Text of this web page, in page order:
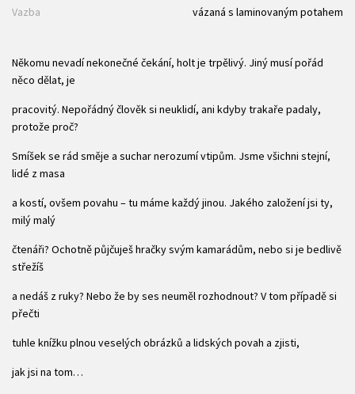
Vazba
vázaná s laminovaným potahem
Někomu nevadí nekonečné čekání, holt je trpělivý. Jiný musí pořád
něco dělat, je
pracovitý. Nepořádný člověk si neuklidí, ani kdyby trakaře padaly,
protože proč?
Smíšek se rád směje a suchar nerozumí vtipům. Jsme všichni stejní,
lidé z masa
a kostí, ovšem povahu – tu máme každý jinou. Jakého založení jsi ty,
milý malý
čtenáři? Ochotně půjčuješ hračky svým kamarádům, nebo si je bedlivě
střežíš
a nedáš z ruky? Nebo že by ses neuměl rozhodnout? V tom případě si
přečti
tuhle knížku plnou veselých obrázků a lidských povah a zjisti,
jak jsi na tom…